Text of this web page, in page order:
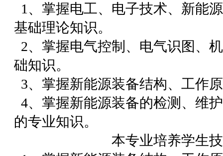
1、掌握电工、电子技术、新能
基础理论知识。
2、掌握电气控制、电气识图、
础知识。
3、掌握新能源装备结构、工作
4、掌握新能源装备的检测、维
的专业知识。
本专业培养学生